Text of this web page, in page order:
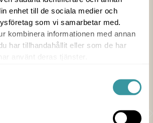
enhet till de sociala medier och
som vi samarbetar med.
kombinera informationen med annan
har tillhandahållit eller som de har
använt deras tjänster.
Vi önskar dig stämningsfulla
kräver ett ärende eller två, håller
öppet för din skull. Se hela listanhär